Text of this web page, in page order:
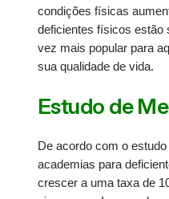
condições físicas
deficientes físicos estão
vez mais popular para
sua qualidade de vida.
Estudo de
De acordo com o
academias para
crescer a uma taxa de